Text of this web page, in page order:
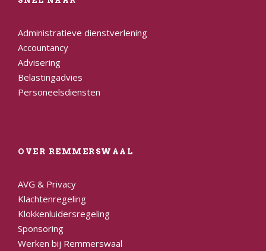
Administratieve dienstverlening
Accountancy
Advisering
Belastingadvies
Personeelsdiensten
OVER REMMERSWAAL
AVG & Privacy
Klachtenregeling
Klokkenluidersregeling
Sponsoring
Werken bij Remmerswaal